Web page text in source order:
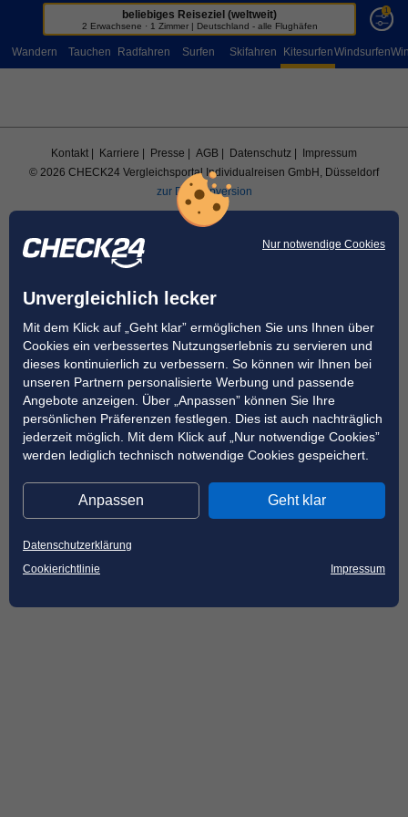
Sportreisen
Nur notwendige Cookies
Unvergleichlich lecker
Mit dem Klick auf „Geht klar” ermöglichen Sie uns Ihnen über
Cookies ein verbessertes Nutzungserlebnis zu servieren und
dieses kontinuierlich zu verbessern. So können wir Ihnen bei
unseren Partnern personalisierte Werbung und passende
Angebote anzeigen. Über „Anpassen” können Sie Ihre
persönlichen Präferenzen festlegen. Dies ist auch nachträglich
jederzeit möglich. Mit dem Klick auf „Nur notwendige Cookies”
werden lediglich technisch notwendige Cookies gespeichert.
Anpassen Geht klar
Datenschutzerklärung
Cookierichtlinie
Impressum
Kontakt | Karriere | Presse | AGB | Datenschutz
| Impressum
© 2026 CHECK24 Vergleichsportal Individualreisen GmbH, Düsseldorf
zur Desktopversion
beliebiges Reiseziel (weltweit)
2 Erwachsene · 1 Zimmer | Deutschland - alle Flughäfen
1
Wandern Tauchen Radfahren Surfen Skifahren KitesurfenWindsurfen